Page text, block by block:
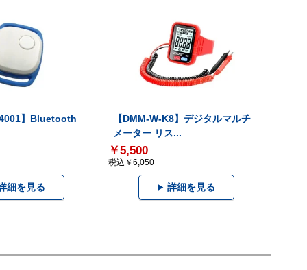
】Bluetooth
細を見る
【DMM-W-K8】デジタルマルチ
メーター リス...
￥5,500
税込￥6,050
詳細を見る